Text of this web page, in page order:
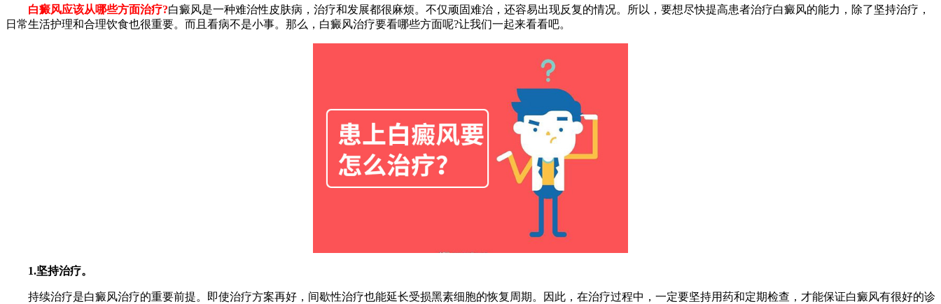
白癜风应该从哪些方面治疗?白癜风是一种难治性皮肤病，治疗和发展都很麻烦。不仅顽固难治，还容易出现反复的情况。所以，要想尽快提高患者治疗白癜风的能力，除了坚持治疗，
日常生活护理和合理饮食也很重要。而且看病不是小事。那么，白癜风治疗要看哪些方面呢?让我们一起来看看吧。
1.坚持治疗。
持续治疗是白癜风治疗的重要前提。即使治疗方案再好，间歇性治疗也能延长受损黑素细胞的恢复周期。因此，在治疗过程中，一定要坚持用药和定期检查，才能保证白癜风有很好的诊